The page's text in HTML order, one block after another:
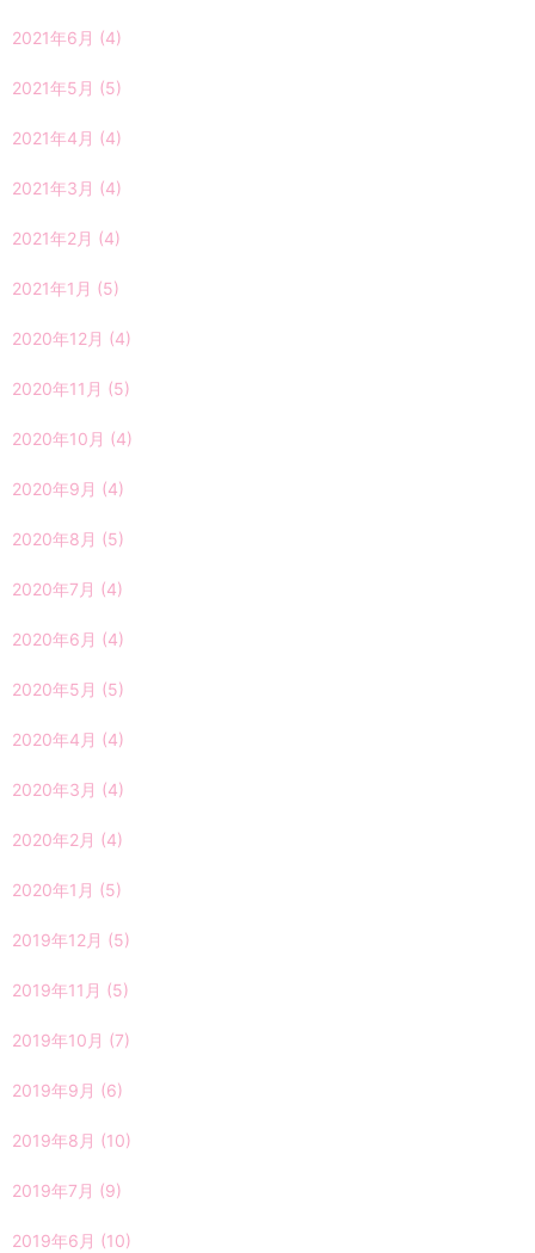
2021年6月 (4)
2021年5月 (5)
2021年4月 (4)
2021年3月 (4)
2021年2月 (4)
2021年1月 (5)
2020年12月 (4)
2020年11月 (5)
2020年10月 (4)
2020年9月 (4)
2020年8月 (5)
2020年7月 (4)
2020年6月 (4)
2020年5月 (5)
2020年4月 (4)
2020年3月 (4)
2020年2月 (4)
2020年1月 (5)
2019年12月 (5)
2019年11月 (5)
2019年10月 (7)
2019年9月 (6)
2019年8月 (10)
2019年7月 (9)
2019年6月 (10)